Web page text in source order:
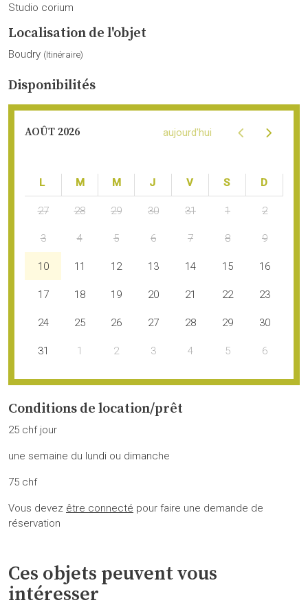
Studio corium
Localisation de l'objet
Boudry (Itinéraire)
Disponibilités
AOÛT 2026 aujourd'hui
27 28 29 30 31 1 2
3 4 5 6 7 8 9
10 11 12 13 14 15 16
17 18 19 20 21 22 23
24 25 26 27 28 29 30
31 1 2 3 4 5 6
Conditions de location/prêt
25 chf jour
une semaine du lundi ou dimanche
75 chf
Vous devez être connecté pour faire une demande de
réservation
Ces objets peuvent vous
intéresser